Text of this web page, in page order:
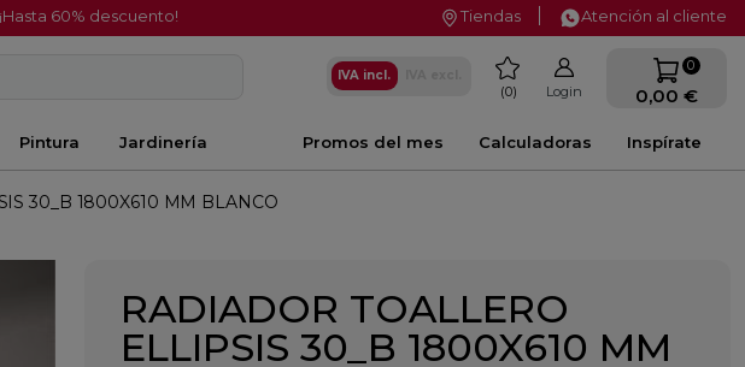
60% descuento! Tiendas Atención al cliente
IVA incl. favorite
0 Login
0
0,00 €
Pintura Jardinería Inspírate
Calculadoras
Promos del mes
30_B 1800X610 MM BLANCO
RADIADOR TOALLERO
ELLIPSIS 30_B 1800X610 MM